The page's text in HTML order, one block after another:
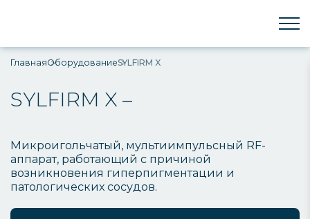
ГлавнаяОборудованиеSYLFIRM X
SYLFIRM X –
Микроигольчатый, мультиимпульсный RF-
аппарат, работающий с причиной
возникновения гиперпигментации и
патологических сосудов.